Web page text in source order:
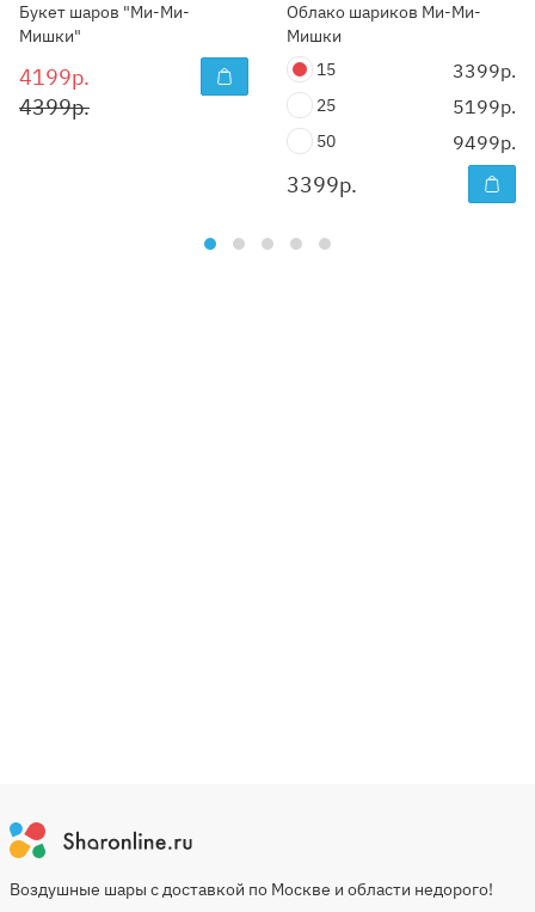
Букет шаров "Ми-Ми-
Мишки"
4199р.
4399р.
Облако шариков Ми-Ми-
Мишки
15
3399р.
25 5199р.
50 9499р.
3399р.
Воздушные шары с доставкой по Москве и области недорого!